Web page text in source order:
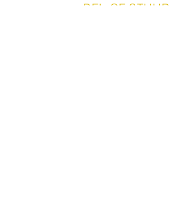
BEL OF STUUR